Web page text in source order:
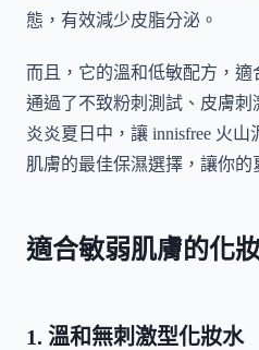
態，有效減少皮脂分泌。
而且，它的溫和低敏配方，適
通過了不致粉刺測試、皮膚
炎炎夏日中，讓 innisfree 火
肌膚的最佳保濕選擇，讓你的
適合敏弱肌膚的化
1. 溫和無刺激型化妝水